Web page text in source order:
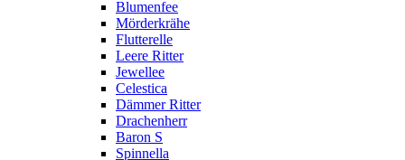
Blumenfee
Mörderkrähe
Flutterelle
Leere Ritter
Jewellee
Celestica
Dämmer Ritter
Drachenherr
Baron S
Spinnella